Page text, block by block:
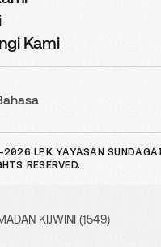
Kami
LPK YAYASAN
RESERVED.
di perusahaan
KIJWINI (1549)